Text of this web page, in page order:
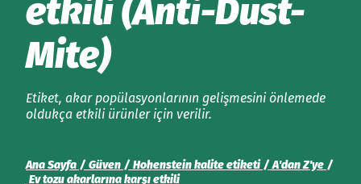
English Español
Bangladesh
English
English
English Español
Bangladesh
English
English
Kariyer
Kılavuzlar
Ana Sayfa Güven Hohenstein kalite etiketi
A'dan Z'ye
Ev tozu akarlarına karşı etkili
etkili (Anti-Dust-
Mite)
Etiket, akar popülasyonlarının gelişmesini önlemede
oldukça etkili ürünler için verilir.